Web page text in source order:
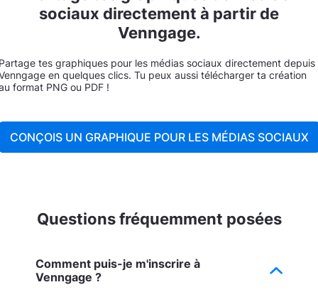
sociaux directement à partir de
Venngage.
tes graphiques pour les médias sociaux directement depuis
en quelques clics. Tu peux aussi télécharger ta création
format PNG ou PDF !
CONÇOIS UN GRAPHIQUE POUR LES MÉDIAS SOCIAUX
Questions fréquemment posées
Comment puis-je m'inscrire à
Venngage ?